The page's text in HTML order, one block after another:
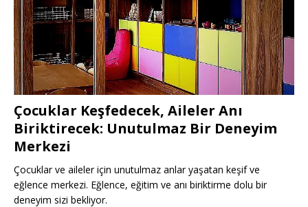
Çocuklar Keşfedecek, Aileler Anı
Biriktirecek: Unutulmaz Bir Deneyim
Merkezi
Çocuklar ve aileler için unutulmaz anlar yaşatan keşif ve
eğlence merkezi. Eğlence, eğitim ve anı biriktirme dolu bir
deneyim sizi bekliyor.